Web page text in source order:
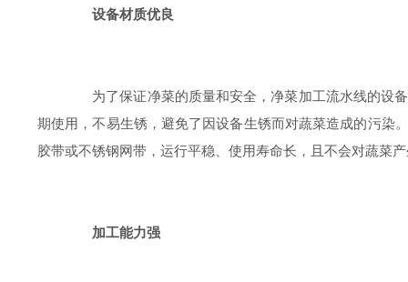
设备材质优良
为了保证净菜的质量和安全，净菜加工流水线的设备
期使用，不易生锈，避免了因设备生锈而对蔬菜造成的污染
胶带或不锈钢网带，运行平稳、使用寿命长，且不会对蔬菜
加工能力强